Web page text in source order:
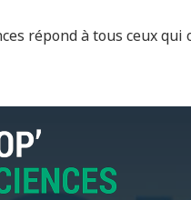
répond à tous ceux